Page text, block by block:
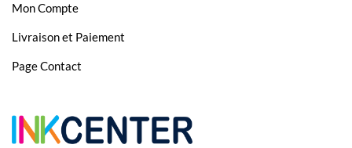
Mon Compte
Livraison et Paiement
Page Contact